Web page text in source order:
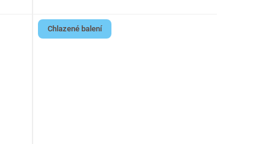
Chlazené balení